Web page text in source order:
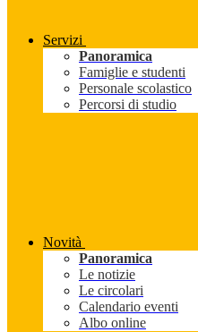
Servizi
Panoramica
Famiglie e studenti
Personale scolastico
Percorsi di studio
Novità
Panoramica
Le notizie
Le circolari
Calendario eventi
Albo online